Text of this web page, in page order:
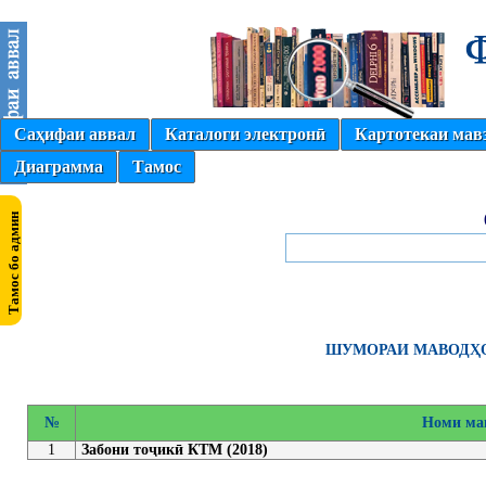
Саҳифаи аввал Каталоги электронӣ
Картотекаи
Диаграмма
Тамос
ШУМОРАИ
№
Номи
1
Забони тоҷикӣ КТМ (2018)